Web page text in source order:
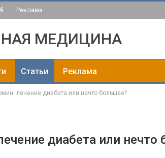
Реклама
МЕДИЦИНА
Статьи Реклама
лечение диабета или нечто большее?
диабета или нечто